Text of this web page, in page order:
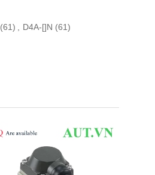
(61) D4A-[]N (61)